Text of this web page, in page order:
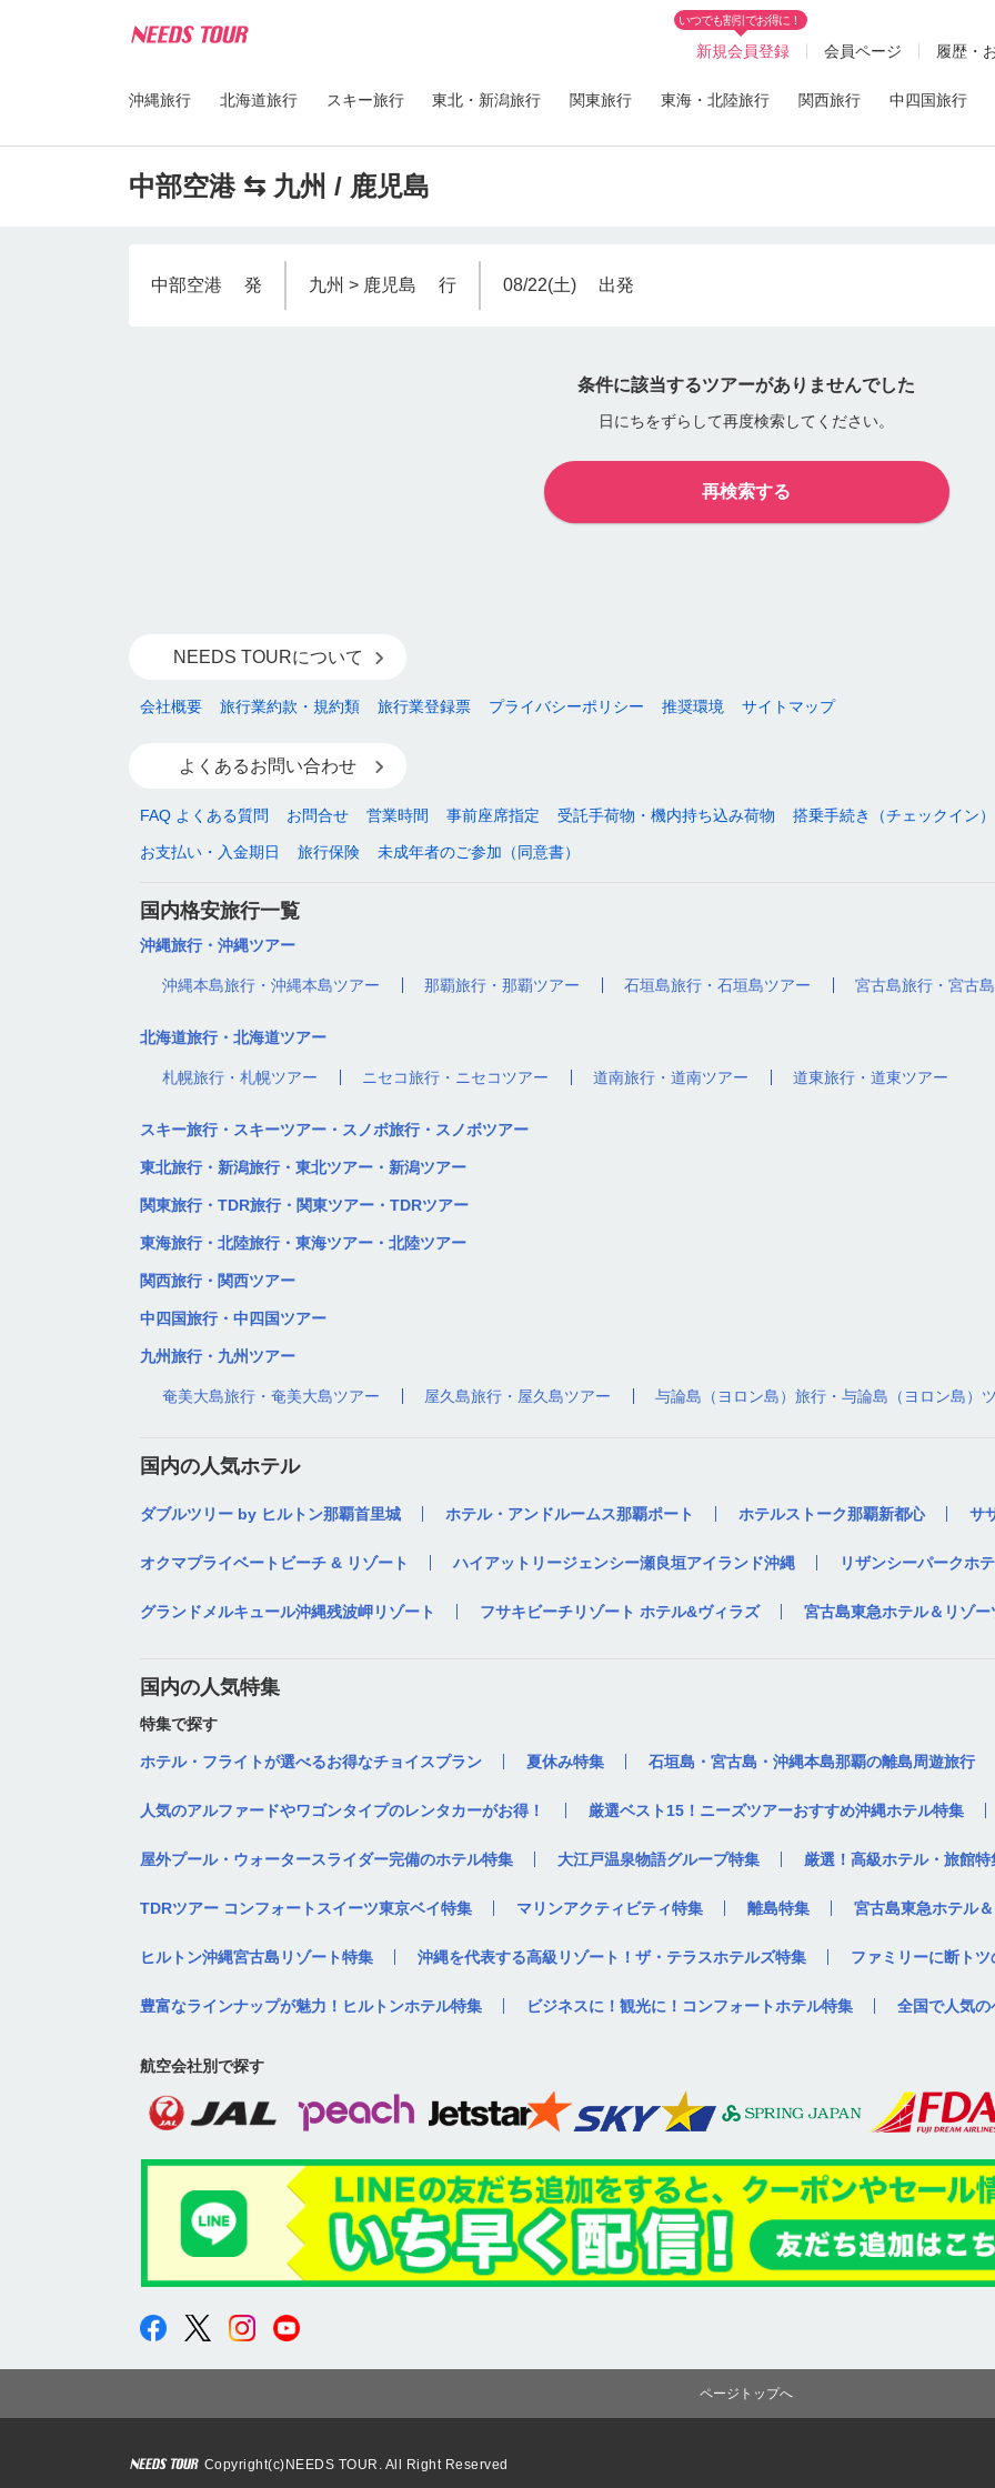
いつでも割引でお得に！
新規会員登録 会員ページ 履歴・
沖縄旅行 北海道旅行 スキー旅行 東北・新潟旅行 関東旅行 東海・北陸旅行 関西旅行 中四国旅行
中部空港 ⇆ 九州 / 鹿児島
中部空港 発 九州 > 鹿児島 行 08/22(土) 出発
条件に該当するツアーがありませんでした
日にちをずらして再度検索してください。
再検索する
NEEDS TOURについて
会社概要 旅行業約款・規約類 旅行業登録票 プライバシーポリシー 推奨環境 サイトマップ
よくあるお問い合わせ
FAQ よくある質問 お問合せ 営業時間 事前座席指定 受託手荷物・機内持ち込み荷物 搭乗手続き（チェックイン）
お支払い・入金期日 旅行保険 未成年者のご参加（同意書）
国内格安旅行一覧
沖縄旅行・沖縄ツアー
沖縄本島旅行・沖縄本島ツアー 那覇旅行・那覇ツアー 石垣島旅行・石垣島ツアー 宮古島旅行・宮古
北海道旅行・北海道ツアー
札幌旅行・札幌ツアー ニセコ旅行・ニセコツアー 道南旅行・道南ツアー 道東旅行・道東ツアー
スキー旅行・スキーツアー・スノボ旅行・スノボツアー
東北旅行・新潟旅行・東北ツアー・新潟ツアー
関東旅行・TDR旅行・関東ツアー・TDRツアー
東海旅行・北陸旅行・東海ツアー・北陸ツアー
関西旅行・関西ツアー
中四国旅行・中四国ツアー
九州旅行・九州ツアー
奄美大島旅行・奄美大島ツアー 屋久島旅行・屋久島ツアー 与論島（ヨロン島）旅行・与論島（ヨロン島）
国内の人気ホテル
ダブルツリー by ヒルトン那覇首里城 ホテル・アンドルームス那覇ポート ホテルストーク那覇新都心 サ
オクマプライベートビーチ & リゾート ハイアットリージェンシー瀬良垣アイランド沖縄 リザンシーパークホ
グランドメルキュール沖縄残波岬リゾート フサキビーチリゾート ホテル&ヴィラズ 宮古島東急ホテル＆リゾー
国内の人気特集
特集で探す
ホテル・フライトが選べるお得なチョイスプラン 夏休み特集 石垣島・宮古島・沖縄本島那覇の離島周遊旅行
人気のアルファードやワゴンタイプのレンタカーがお得！ 厳選ベスト15！ニーズツアーおすすめ沖縄ホテル特集
屋外プール・ウォータースライダー完備のホテル特集 大江戸温泉物語グループ特集 厳選！高級ホテル・旅館特
TDRツアー コンフォートスイーツ東京ベイ特集 マリンアクティビティ特集 離島特集 宮古島東急ホテル
ヒルトン沖縄宮古島リゾート特集 沖縄を代表する高級リゾート！ザ・テラスホテルズ特集 ファミリーに断ト
豊富なラインナップが魅力！ヒルトンホテル特集 ビジネスに！観光に！コンフォートホテル特集 全国で人気
航空会社別で探す
ページトップへ
Copyright(c)NEEDS TOUR. All Right Reserved